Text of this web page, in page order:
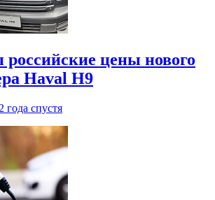
цены нового
Haval H9
2 года спустя